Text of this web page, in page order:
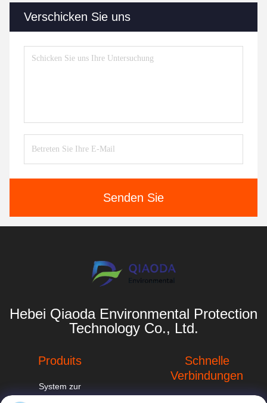
Verschicken Sie uns
Senden Sie
Hebei Qiaoda Environmental Protection
Technology Co., Ltd.
Produits
System zur
Sammlung von
Schnelle
Verbindungen